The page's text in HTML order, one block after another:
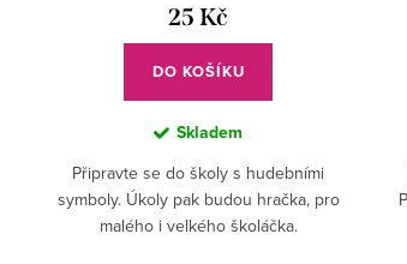
25 Kč
DO KOŠÍKU
Skladem
Připravte se do školy s hudebními
symboly. Úkoly pak budou hračka, pro
malého i velkého školáčka.